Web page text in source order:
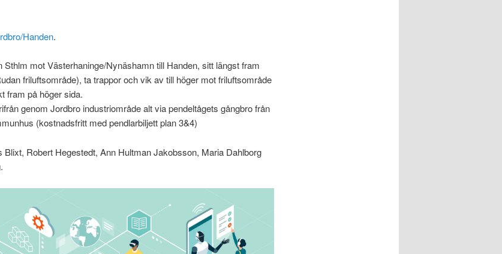
Handen.
Sthlm mot Västerhaninge/Nynäshamn till Handen, sitt längst fram
friluftsområde), ta trappor och vik av till höger mot friluftsområde
fram på höger sida.
genom Jordbro industriområde alt via pendeltågets gångbro från
(kostnadsfritt med pendlarbiljett plan 3&4)
Blixt, Robert Hegestedt, Ann Hultman Jakobsson, Maria Dahlborg